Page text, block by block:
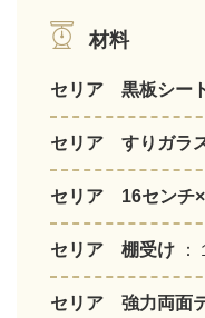
材料
セリア 黒板シー
セリア すりガラ
セリア 16センチ×
セリア 棚受け
セリア 強力両面